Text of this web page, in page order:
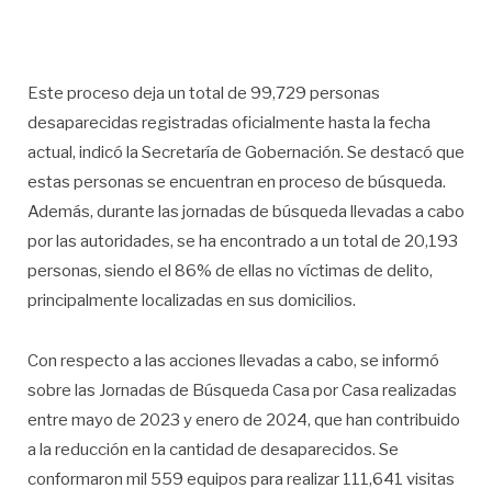
Este proceso deja un total de 99,729 personas
desaparecidas registradas oficialmente hasta la fecha
actual, indicó la Secretaría de Gobernación. Se destacó que
estas personas se encuentran en proceso de búsqueda.
Además, durante las jornadas de búsqueda llevadas a cabo
por las autoridades, se ha encontrado a un total de 20,193
personas, siendo el 86% de ellas no víctimas de delito,
principalmente localizadas en sus domicilios.
Con respecto a las acciones llevadas a cabo, se informó
sobre las Jornadas de Búsqueda Casa por Casa realizadas
entre mayo de 2023 y enero de 2024, que han contribuido
a la reducción en la cantidad de desaparecidos. Se
conformaron mil 559 equipos para realizar 111,641 visitas